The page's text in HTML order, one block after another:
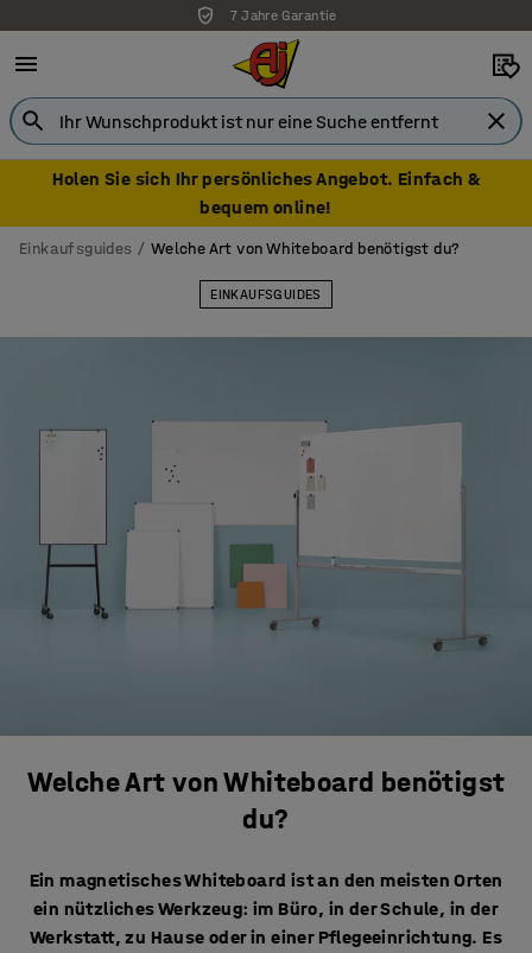
7 Jahre Garantie
Holen Sie sich Ihr persönliches Angebot. Einfach &
bequem online!
Einkaufsguides Welche Art von Whiteboard benötigst du?
EINKAUFSGUIDES
Welche Art von Whiteboard benötigst
du?
Ein magnetisches Whiteboard ist an den meisten Orten
ein nützliches Werkzeug: im Büro, in der Schule, in der
Werkstatt, zu Hause oder in einer Pflegeeinrichtung. Es